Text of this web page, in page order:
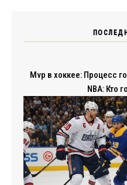
Mvp в хоккее: Процесс
NBA: Кто